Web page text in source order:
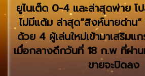
ยูไนเต็ด 0-4 และล่าสุดพ่าย โ
ไม่มีแต้ม ล่าสุด“สิงห์นายด่าน
ด้วย 4 ผู้เล่นใหม่เข้ามาเสริม
เมื่อกลางดึกวันที่ 18 ก.พ ที่ผ่า
ขายจะปิดลง